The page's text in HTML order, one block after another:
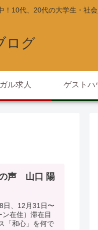
10代、20代の大学生・社会
ログ
ル求人 ゲストハ
の声 山口 陽
日、12月31日〜
在住）滞在目
「和心」を何で